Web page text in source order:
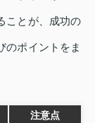
ことが、成功の
のポイントをま
注意点